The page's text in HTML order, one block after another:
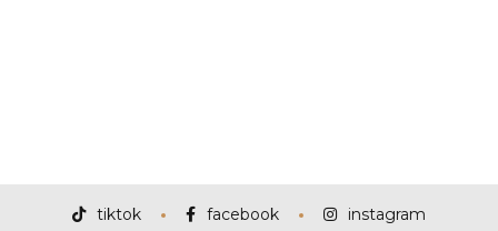
tiktok facebook instagram